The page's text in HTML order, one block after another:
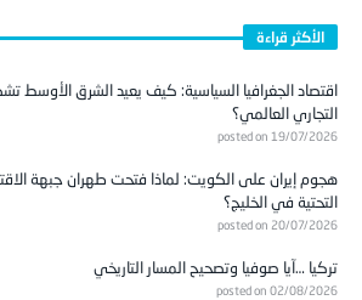
الأكثر قراءة
اقتصاد الجغرافيا السياسية: كيف يعيد الشرق الأوسط
التجاري العالمي؟
posted on 19/07/2026
هجوم إيران على الكويت: لماذا فتحت طهران جبهة
التحتية في الخليج؟
posted on 20/07/2026
تركيا …آيا صوفيا وتصحيح المسار التاريخي
posted on 02/08/2026